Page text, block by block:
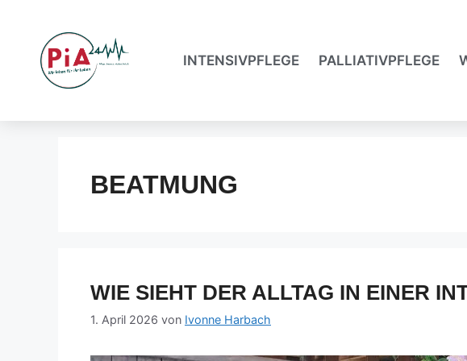
INTENSIVPFLEGE PALLIATIVPFLEGE
BEATMUNG
WIE SIEHT DER ALLTAG IN EINER
1. April 2026 von Ivonne Harbach